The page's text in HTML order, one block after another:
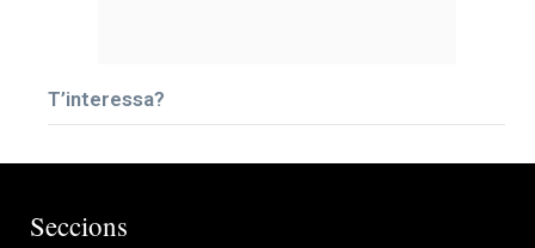
T’interessa?
Seccions